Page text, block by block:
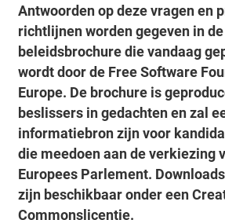
Antwoorden op deze vragen en
richtlijnen worden gegeven in
beleidsbrochure die vandaag
wordt door de Free Software
Europe. De brochure is
beslissers in gedachten en zal
informatiebron zijn voor
die meedoen aan de verkiezing
Europees Parlement.
zijn beschikbaar onder een
Commonslicentie.